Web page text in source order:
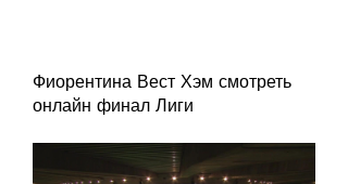
Фиорентина Вест Хэм смотреть
онлайн финал Лиги